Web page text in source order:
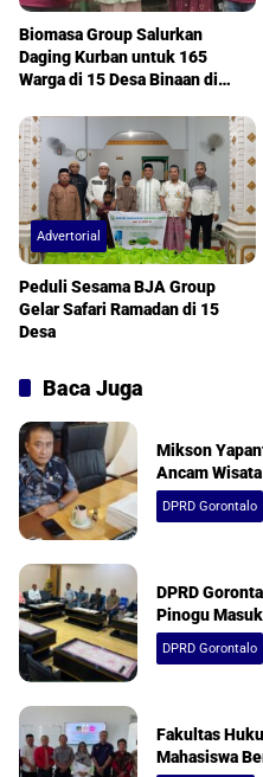
Biomasa Group Salurkan
Daging Kurban untuk 165
Warga di 15 Desa Binaan di
Advertorial
Peduli Sesama BJA Group
Gelar Safari Ramadan di 15
Desa
Baca Juga
Mikson
Ancam
DPRD Gorontalo
DPRD
Pinogu
DPRD Gorontalo
Fakultas
Mahasiswa